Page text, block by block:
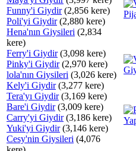
Funny'i Giydir(2,856 kere)
Poli'yi Giydir(2,880 kere)
Hena'nın Giysileri (2,834
kere)
Ferry'i Giydir(3,098 kere)
Pinky'i Giydir(2,970 kere)
lola'nın Giysileri (3,026 kere)
Kely'i Giydir(3,277 kere)
Tera'yı Giydir(3,169 kere)
Bare'i Giydir(3,009 kere)
Carry'yi Giydir(3,186 kere)
Yuki'yi Giydir(3,146 kere)
Cesy'nin Giysileri (4,076